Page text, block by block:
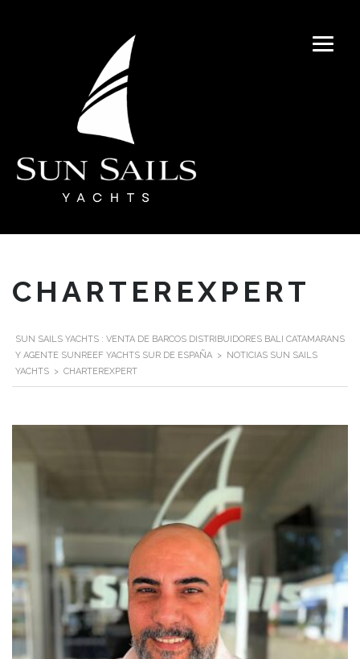
CHARTEREXPERT
SUN SAILS YACHTS : VENTA DE BARCOS DISTRIBUIDORES BALI CATAMARANS
Y AGENTE SUNREEF YACHTS SUR DE ESPAÑA >
NOTICIAS SUN SAILS
YACHTS > CHARTEREXPERT